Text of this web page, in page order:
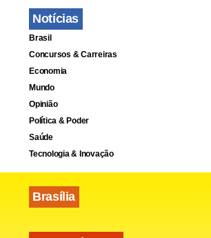
Notícias
Brasil
Concursos & Carreiras
Economia
Mundo
Opinião
Política & Poder
Saúde
Tecnologia & Inovação
Brasília